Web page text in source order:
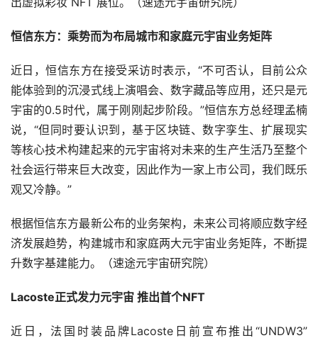
将在 The Sandbox 中举办以电影为主题的活动来与用户互
动，引入的电影将包括《第一滴血》、《敢死队》以及《地
图灵学院获 Tezos 基金会资助，培训NFT等课程
近日，面向开发人员的线上学校图灵学院（Turing
College）宣布获得 Tezos 基金会资助，双方将合作创建
Tezos 智能合约开发专业课程，帮助开发人员从 Web2 过
渡到 Web3，课程内容涉及智能合约、NFT 和 DeFi 等，课
程预计将在 2022 年第三季度推出。（速途元宇宙研究院）
美妆品牌 YSL 推出 Beauty Golden Blocks 系列 NFT
近日，有媒体报道称，欧莱雅旗下美妆品牌 YSL 圣罗兰宣
Web3 网页，并使用 Arianee 协议在 Polygon 上铸造的
10,000 个 YSL Beauty Golden Blocks NFT 系列。据悉，